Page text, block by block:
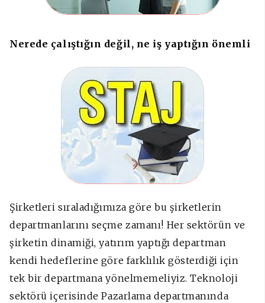
Nerede çalıştığın değil, ne iş yaptığın önemli
Şirketleri sıraladığımıza göre bu şirketlerin
departmanlarını seçme zamanı! Her sektörün ve
şirketin dinamiği, yatırım yaptığı departman
kendi hedeflerine göre farklılık gösterdiği için
tek bir departmana yönelmemeliyiz. Teknoloji
sektörü içerisinde Pazarlama departmanında